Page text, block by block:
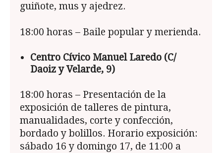
guiñote, mus y ajedrez.
18:00 horas – Baile popular y merienda.
Centro Cívico Manuel Laredo (C/
Daoiz y Velarde, 9)
18:00 horas – Presentación de la
exposición de talleres de pintura,
manualidades, corte y confección,
bordado y bolillos. Horario exposición:
sábado 16 y domingo 17, de 11:00 a